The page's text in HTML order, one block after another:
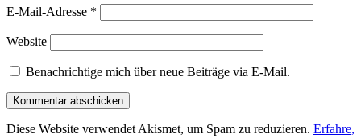
E-Mail-Adresse *
Website
Benachrichtige mich über neue Beiträge via E-Mail.
Diese Website verwendet Akismet, um Spam zu reduzieren. Erfahre,